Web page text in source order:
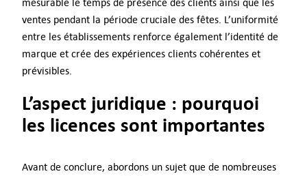
ventes pendant la période cruciale des fêtes. L’uniformité
entre les établissements renforce également l’identité de
marque et crée des expériences clients cohérentes et
prévisibles.
L’aspect juridique : pourquoi
les licences sont importantes
Avant de conclure, abordons un sujet que de nombreuses